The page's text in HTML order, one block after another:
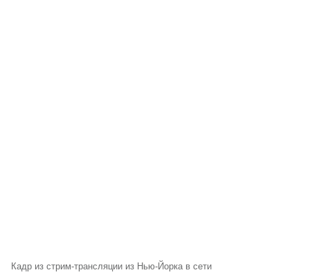
Кадр из стрим-трансляции из Нью-Йорка в сети